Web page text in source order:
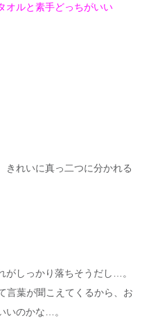
オルと素手どっちがいい
きれいに真っ二つに分かれる
がしっかり落ちそうだし…。
言葉が聞こえてくるから、お
いのかな…。